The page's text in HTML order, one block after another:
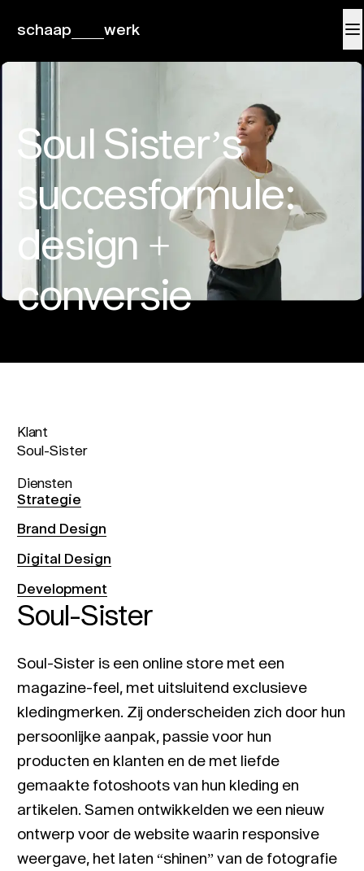
schaap werk
Soul Sister’s
succesformule:
design +
conversie
Klant
Soul-Sister
Diensten
Strategie
Brand Design
Digital Design
Development
Soul-Sister
Soul-Sister is een online store met een
magazine-feel, met uitsluitend exclusieve
kledingmerken. Zij onderscheiden zich door hun
persoonlijke aanpak, passie voor hun
producten en klanten en de met liefde
gemaakte fotoshoots van hun kleding en
artikelen. Samen ontwikkelden we een nieuw
ontwerp voor de website waarin responsive
weergave, het laten “shinen” van de fotografie